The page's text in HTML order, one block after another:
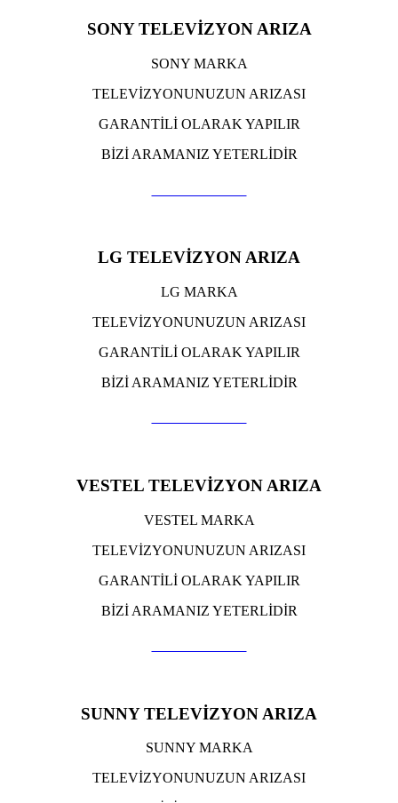
SONY TELEVİZYON ARIZA
SONY MARKA
TELEVİZYONUNUZUN ARIZASI
GARANTİLİ OLARAK YAPILIR
BİZİ ARAMANIZ YETERLİDİR
LG TELEVİZYON ARIZA
LG MARKA
TELEVİZYONUNUZUN ARIZASI
GARANTİLİ OLARAK YAPILIR
BİZİ ARAMANIZ YETERLİDİR
VESTEL TELEVİZYON ARIZA
VESTEL MARKA
TELEVİZYONUNUZUN ARIZASI
GARANTİLİ OLARAK YAPILIR
BİZİ ARAMANIZ YETERLİDİR
SUNNY TELEVİZYON ARIZA
SUNNY MARKA
TELEVİZYONUNUZUN ARIZASI